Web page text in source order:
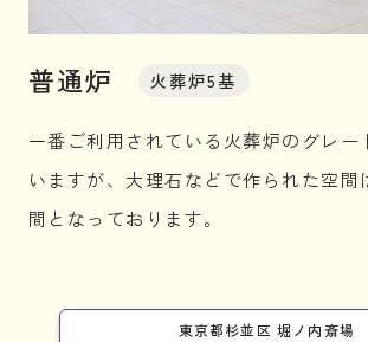
普通炉 火葬炉5基
一番ご利用されている火葬炉のグレー
いますが、大理石などで作られた空間
間となっております。
東京都杉並区 堀ノ内斎場